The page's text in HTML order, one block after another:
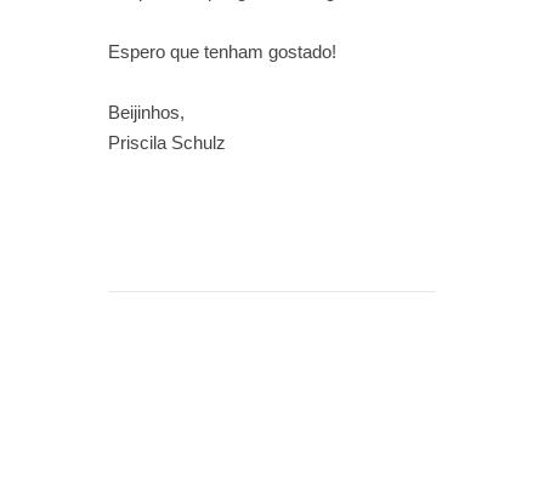
Espero que tenham gostado!
Beijinhos,
Priscila Schulz